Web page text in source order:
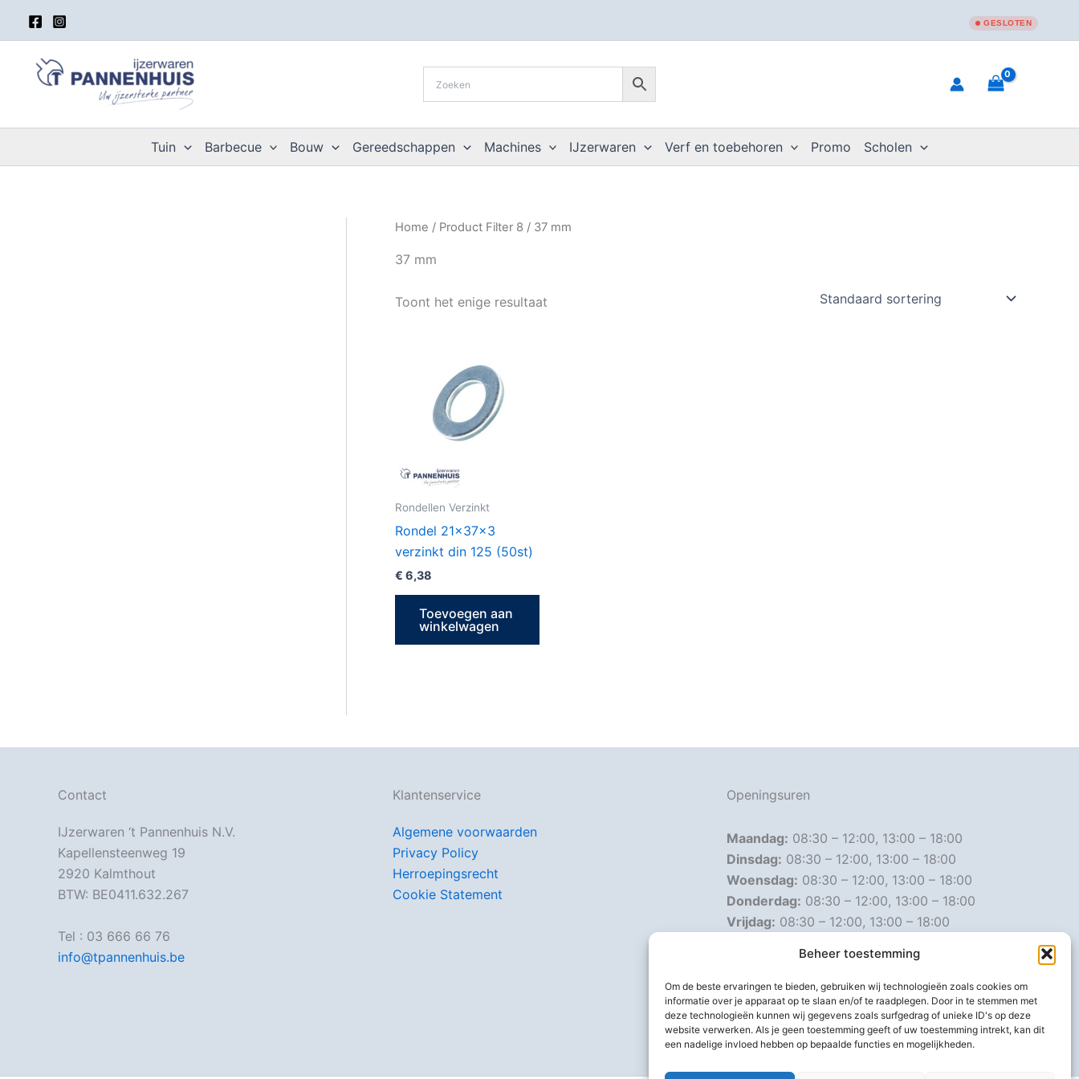
Beheer toestemming
Om de beste ervaringen te bieden, gebruiken wij technologieën zoals cookies om
informatie over je apparaat op te slaan en/of te raadplegen. Door in te stemmen met
deze technologieën kunnen wij gegevens zoals surfgedrag of unieke ID's op deze
website verwerken. Als je geen toestemming geeft of uw toestemming intrekt, kan dit
een nadelige invloed hebben op bepaalde functies en mogelijkheden.
inhoud
GESLOTEN
Tuin Barbecue Bouw Gereedschappen Machines IJzerwaren Verf en toebehoren Promo Scholen
Home / Product Filter 8 / 37 mm
37 mm
Toont het enige resultaat
Rondellen Verzinkt
Rondel 21x37x3
verzinkt din 125 (50st)
€ 6,38
Toevoegen aan
winkelwagen
Contact
IJzerwaren ‘t Pannenhuis N.V.
Kapellensteenweg 19
2920 Kalmthout
BTW: BE0411.632.267
Tel : 03 666 66 76
info@tpannenhuis.be
Klantenservice
Algemene voorwaarden
Privacy Policy
Herroepingsrecht
Cookie Statement
Openingsuren
Maandag: 08:30 – 12:00, 13:00 – 18:00
Dinsdag: 08:30 – 12:00, 13:00 – 18:00
Woensdag: 08:30 – 12:00, 13:00 – 18:00
Donderdag: 08:30 – 12:00, 13:00 – 18:00
Vrijdag: 08:30 – 12:00, 13:00 – 18:00
Gesloten
Afwijkende openingsuren